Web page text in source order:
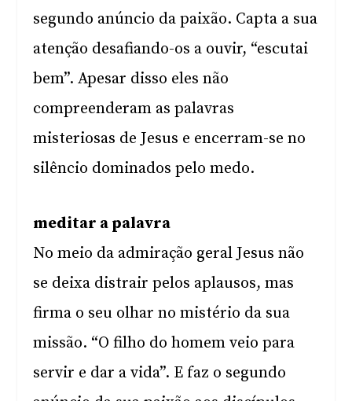
segundo anúncio da paixão. Capta a sua
atenção desafiando-os a ouvir, “escutai
bem”. Apesar disso eles não
compreenderam as palavras
misteriosas de Jesus e encerram-se no
silêncio dominados pelo medo.
meditar a palavra
No meio da admiração geral Jesus não
se deixa distrair pelos aplausos, mas
firma o seu olhar no mistério da sua
missão. “O filho do homem veio para
servir e dar a vida”. E faz o segundo